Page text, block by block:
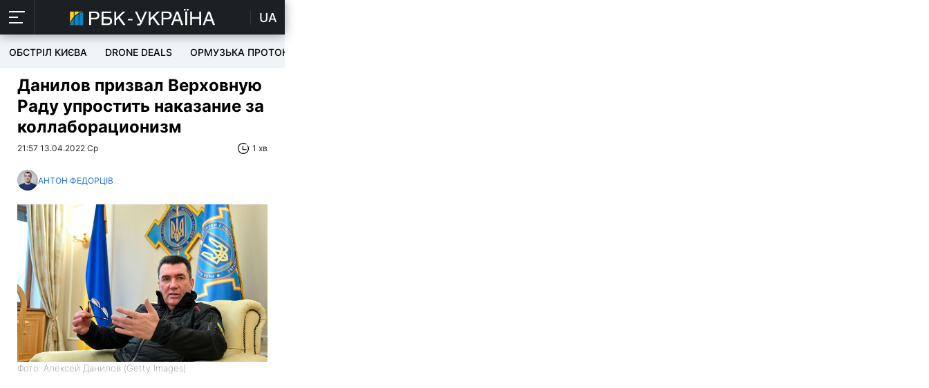
UA
ОБСТРІЛ КИЄВА DRONE DEALS ОРМУЗЬКА ПРОТОКА
Данилов призвал Верховную
Раду упростить наказание за
коллаборационизм
21:57 13.04.2022 Ср 1 хв
АНТОН ФЕДОРЦІВ
Фото: Алексей Данилов (Getty Images)